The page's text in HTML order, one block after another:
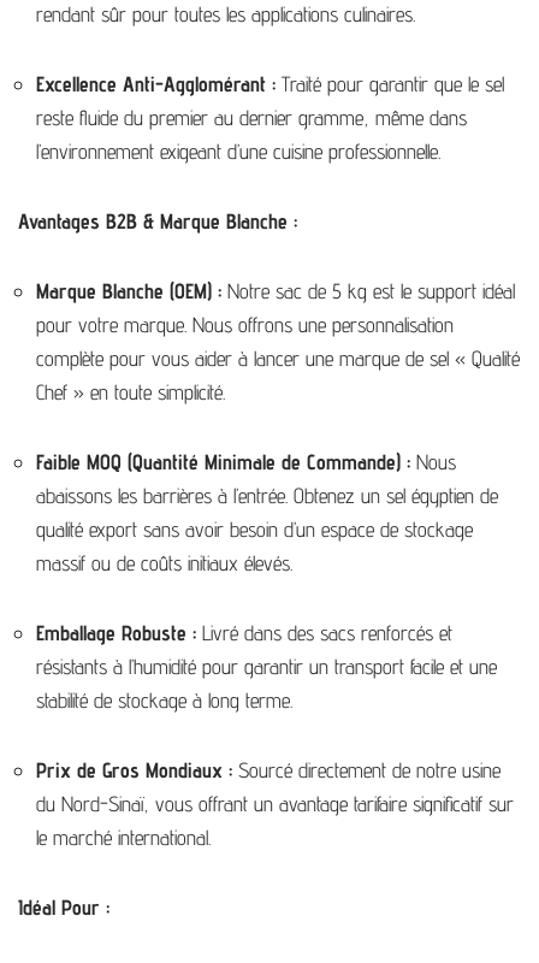
rendant sûr pour toutes les applications culinaires.
Excellence Anti-Agglomérant : Traité pour garantir que le sel
reste fluide du premier au dernier gramme, même dans
l’environnement exigeant d’une cuisine professionnelle.
Avantages B2B & Marque Blanche :
Marque Blanche (OEM) : Notre sac de 5 kg est le support idéal
pour votre marque. Nous offrons une personnalisation
complète pour vous aider à lancer une marque de sel « Qualité
Chef » en toute simplicité.
Faible MOQ (Quantité Minimale de Commande) : Nous
abaissons les barrières à l’entrée. Obtenez un sel égyptien de
qualité export sans avoir besoin d’un espace de stockage
massif ou de coûts initiaux élevés.
Emballage Robuste : Livré dans des sacs renforcés et
résistants à l’humidité pour garantir un transport facile et une
stabilité de stockage à long terme.
Prix de Gros Mondiaux : Sourcé directement de notre usine
du Nord-Sinaï, vous offrant un avantage tarifaire significatif sur
le marché international.
Idéal Pour :